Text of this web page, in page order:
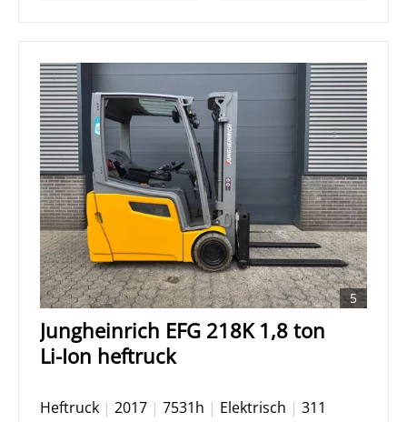
5
Jungheinrich EFG 218K 1,8 ton
Li-Ion heftruck
Heftruck | 2017 | 7531h | Elektrisch | 311